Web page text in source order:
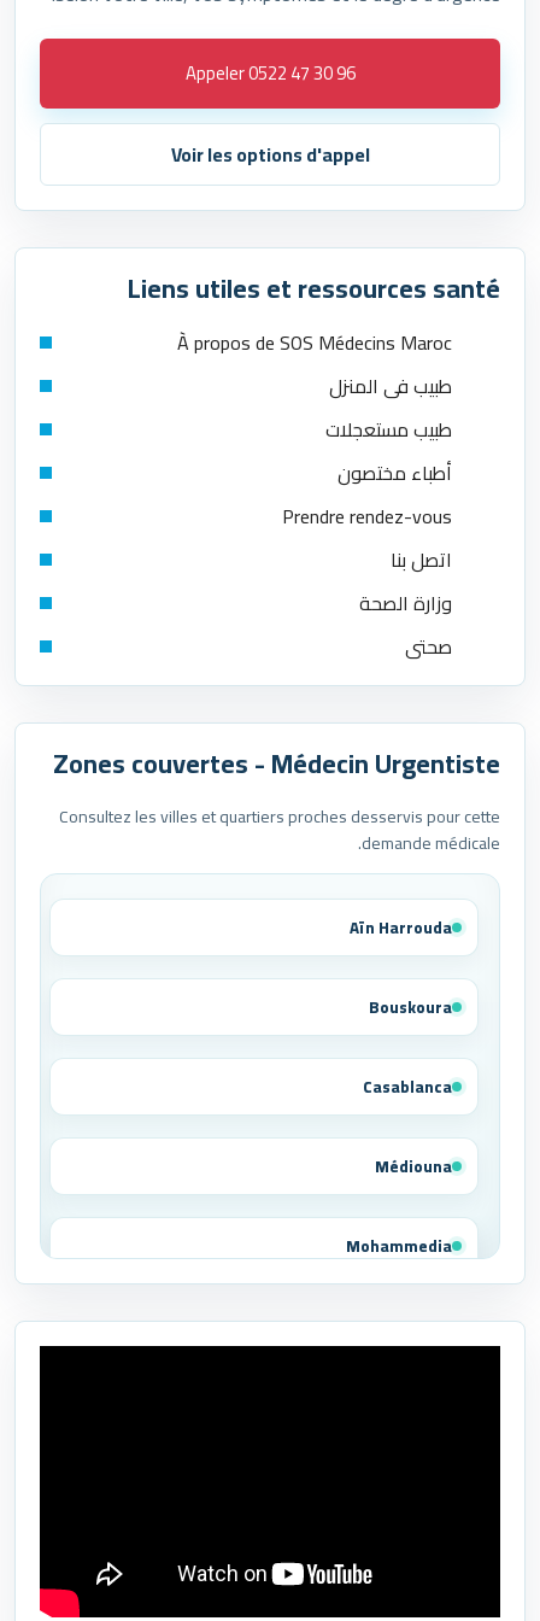
Appeler 0522 47 30 96
Voir les options d'appel
Liens utiles et ressources santé
À propos de SOS Médecins Maroc
طبيب في المنزل
طبيب مستعجلات
أطباء مختصون
Prendre rendez-vous
اتصل بنا
وزارة الصحة
صحتي
Zones couvertes - Médecin Urgentiste
Consultez les villes et quartiers proches desservis pour cette
demande médicale.
Aïn Harrouda
Bouskoura
Casablanca
Médiouna
Mohammedia
Tit Mellil
Ben Ahmed